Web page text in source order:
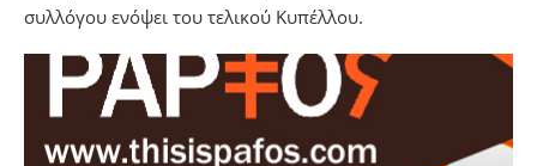
συλλόγου ενόψει του τελικού Κυπέλλου.